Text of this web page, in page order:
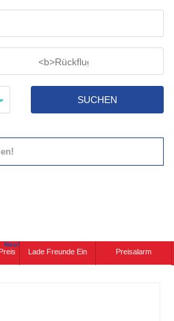
SUCHEN
Neu!
Lade Freunde Ein Preisalarm